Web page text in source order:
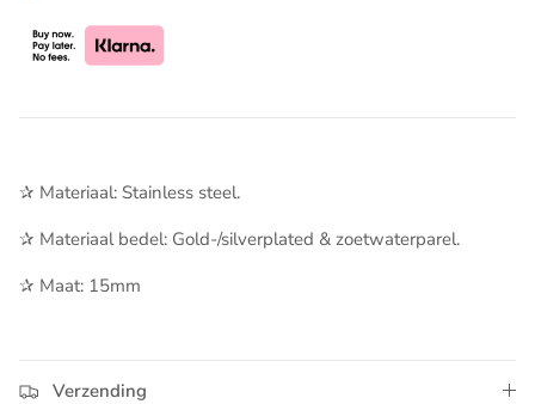
✰ Materiaal: Stainless steel.
✰ Materiaal bedel: ​Gold-/silverplated & zoetwaterparel.
✰ Maat: 15mm
Verzending